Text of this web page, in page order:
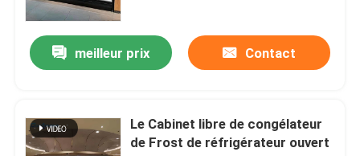
Réfrigérateur d'affichage de charcuterie
Congélateur de chambre froide
meilleur prix Contact
Le Cabinet libre de congélateur
de Frost de réfrigérateur ouvert